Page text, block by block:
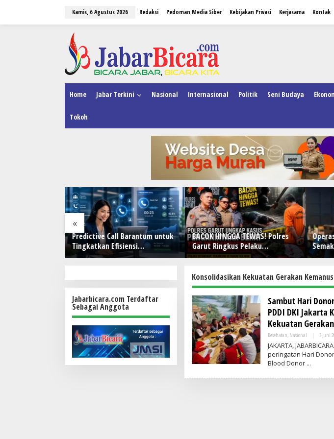
Kamis, 6 Agustus 2026 Redaksi Pedoman Media Siber Kebijakan Privasi Kerjasama Kontak
Home Jabar Terkini Nasional Internasional Politik Seni Budaya
Tokoh
«
Predictive Call Barantum untuk
Tingkatkan Efisiensi
Operasional
BACOK HINGGA TEWAS! Polres
Garut Ringkus Pelaku
Penganiayaan Brutal di
Penjara
Jadi
Jabarbicara.com Terdaftar
Sebagai Anggota
Konsolidasikan Kekuatan Gerakan
Sambut Hari
PDDI DKI Jakarta
Kekuatan
Kesehatan, Nasional | 3 Juni
JAKARTA,
peringatan Hari
Blood Donor